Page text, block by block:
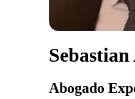
Abogado